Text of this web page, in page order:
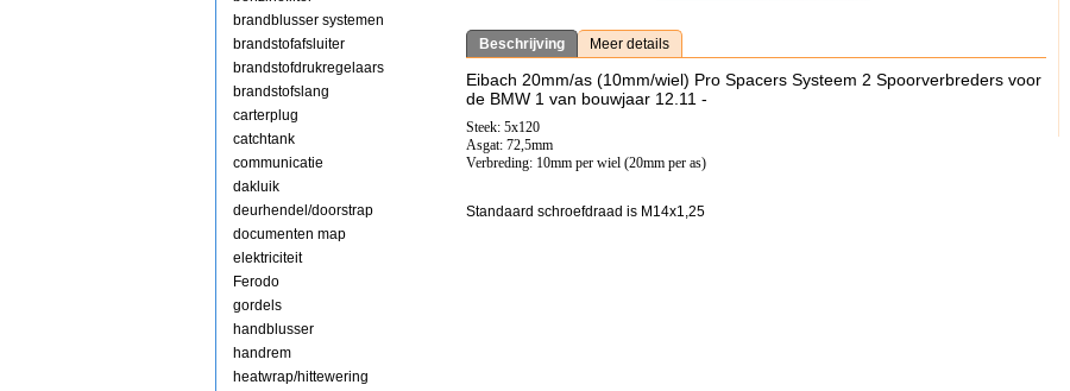
brandblusser systemen
brandstofafsluiter
brandstofdrukregelaars
brandstofslang
carterplug
catchtank
communicatie
dakluik
deurhendel/doorstrap
documenten map
elektriciteit
Ferodo
gordels
handblusser
handrem
heatwrap/hittewering
Beschrijving Meer details
Eibach 20mm/as (10mm/wiel) Pro Spacers Systeem 2 Spoorverbreders voor
de BMW 1 van bouwjaar 12.11 -
Steek: 5x120
Asgat: 72,5mm
Verbreding: 10mm per wiel (20mm per as)
Standaard schroefdraad is M14x1,25